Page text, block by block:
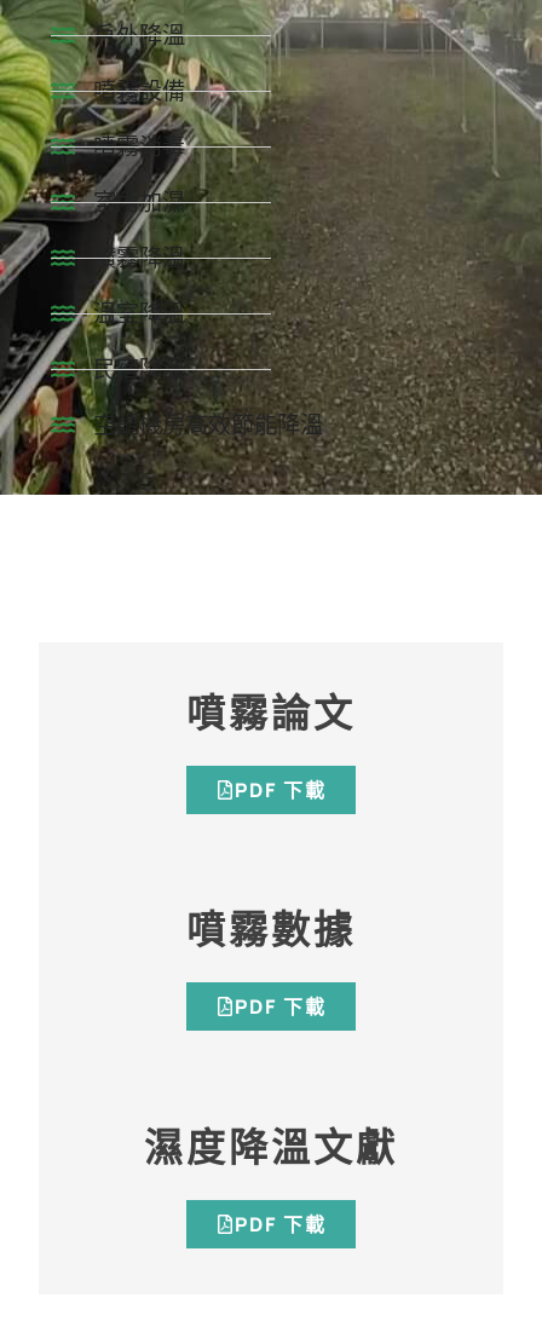
戶外降溫
噴霧設備
噴霧消毒
室內加濕
噴霧降溫
溫室降溫
民宿降溫
空調機房高效節能降溫
噴霧論文
PDF 下載
噴霧數據
PDF 下載
濕度降溫文獻
PDF 下載